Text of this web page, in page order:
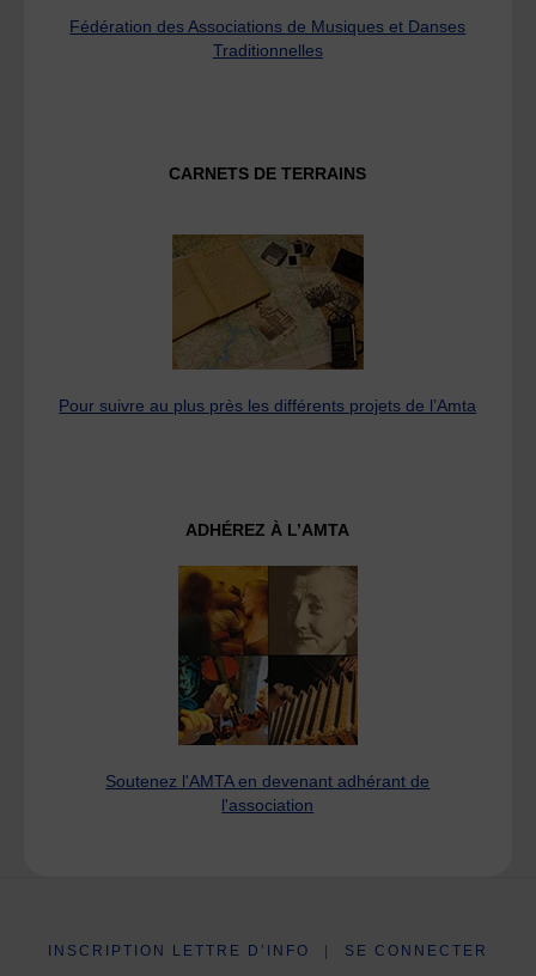
Fédération des Associations de Musiques et Danses
Traditionnelles
CARNETS DE TERRAINS
Pour suivre au plus près les différents projets de l’Amta
ADHÉREZ À L’AMTA
Soutenez l'AMTA en devenant adhérant de
l'association
INSCRIPTION LETTRE D’INFO SE CONNECTER